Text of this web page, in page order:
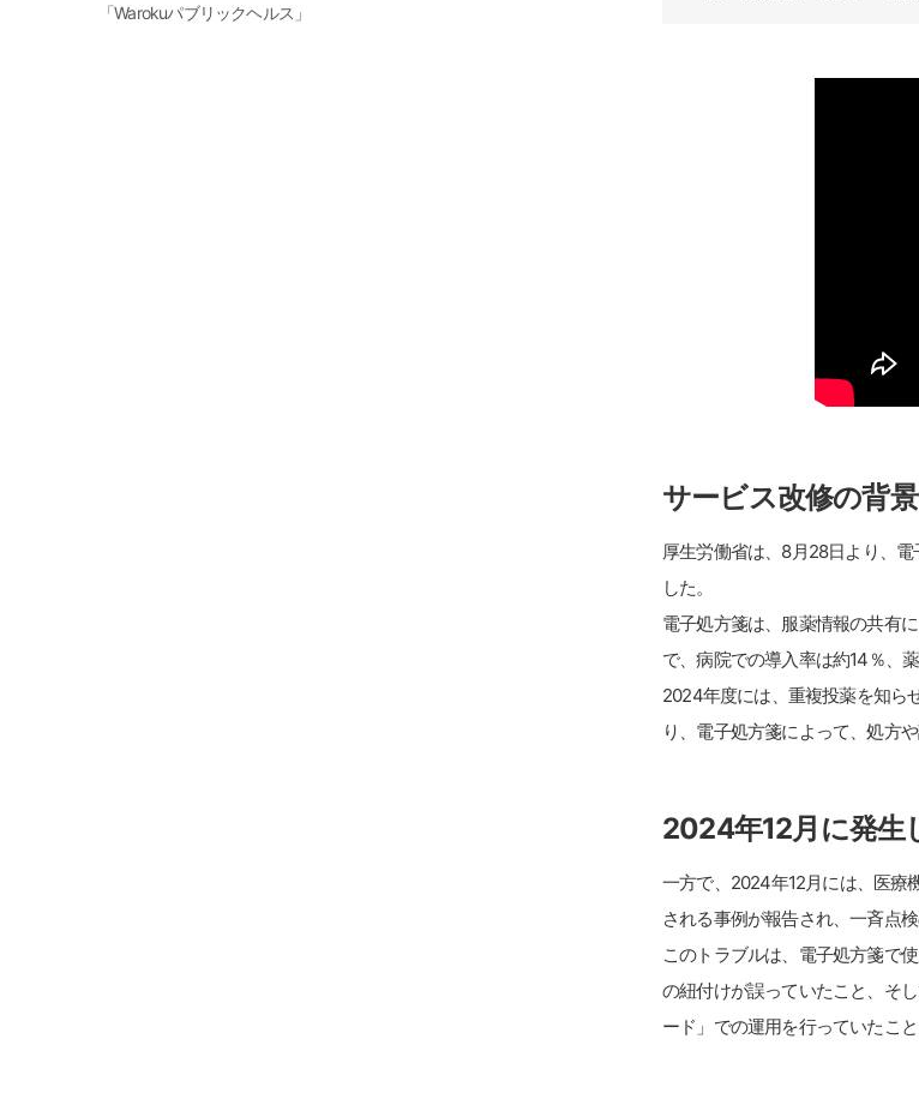
「Warokuパブリックヘルス」
サービス改修の背
厚生労働省は、8月28日より、
した。
電子処方箋は、服薬情報の共有
で、病院での導入率は約14％、
2024年度には、重複投薬を知ら
り、電子処方箋によって、処方
2024年12月に発生
一方で、2024年12月には、医療
される事例が報告され、一斉点
このトラブルは、電子処方箋で
の紐付けが誤っていたこと、そ
ード」での運用を行っていたこ